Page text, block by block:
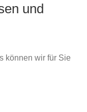
und
können wir für Sie